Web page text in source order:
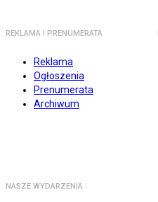
REKLAMA I PRENUMERATA
Reklama
Ogłoszenia
Prenumerata
Archiwum
NASZE WYDARZENIA